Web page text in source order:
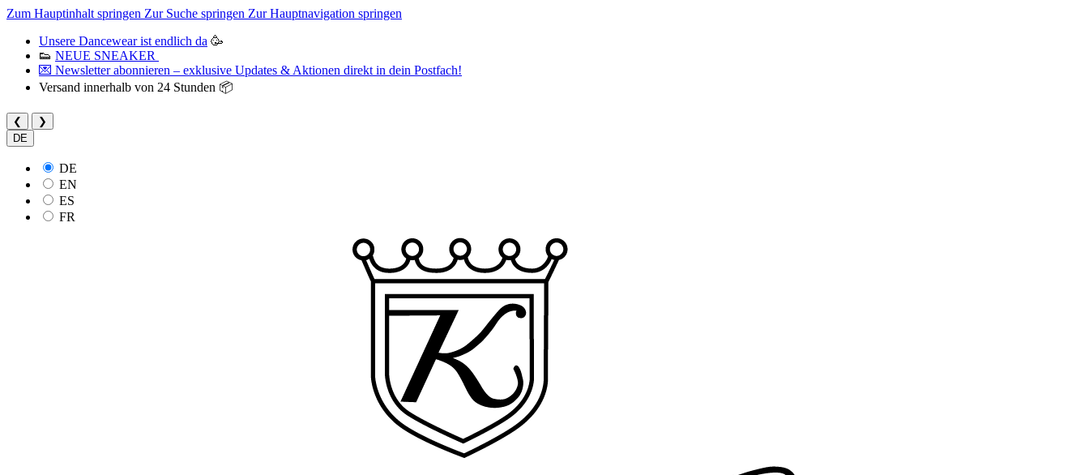
Zum Hauptinhalt springen Zur Suche springen Zur Hauptnavigation springen
Unsere Dancewear ist endlich da 🥳
👟 NEUE SNEAKER
💌 Newsletter abonnieren – exklusive Updates & Aktionen direkt in dein Postfach!
Versand innerhalb von 24 Stunden 📦
❮
❯
DE
DE
EN
ES
FR